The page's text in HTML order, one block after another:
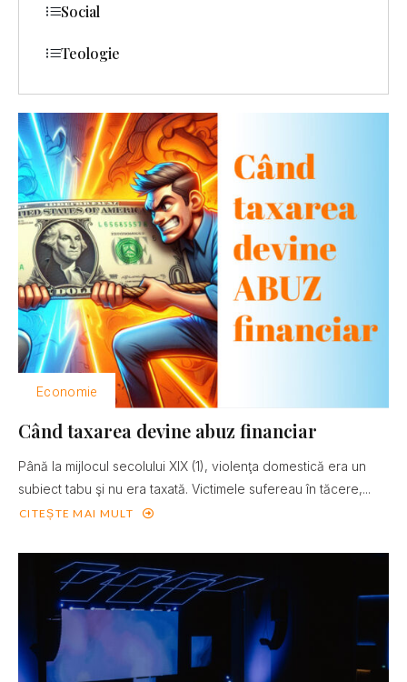
Economie
Când taxarea devine abuz financiar
Până la mijlocul secolului XIX (1), violenţa domestică era un
subiect tabu şi nu era taxată. Victimele sufereau în tăcere,...
CITEȘTE MAI MULT
Social
Teologie